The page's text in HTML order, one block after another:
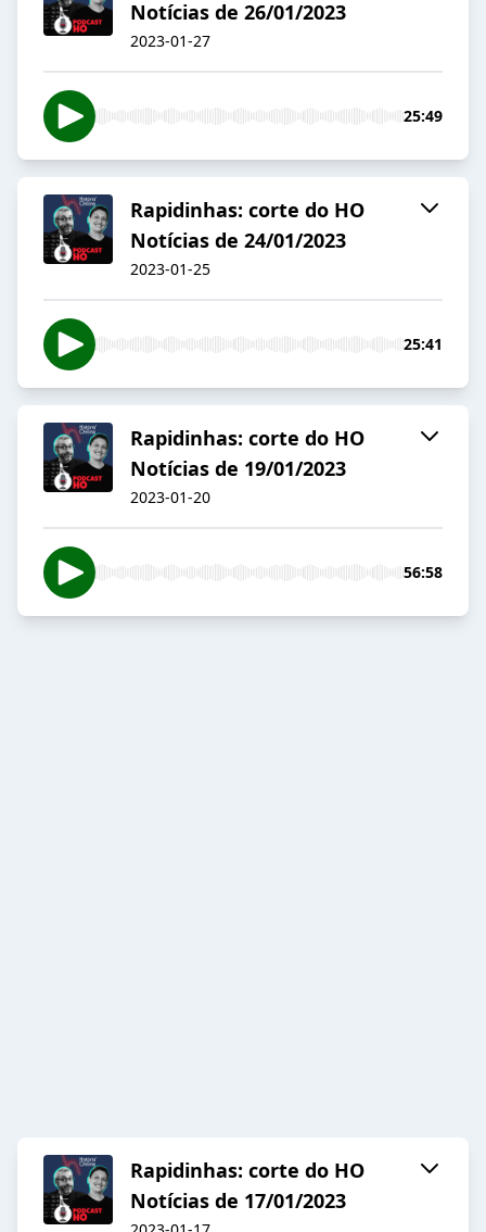
Notícias de 26/01/2023
2023-01-27
25:49
Rapidinhas: corte do HO
Notícias de 24/01/2023
2023-01-25
25:41
Rapidinhas: corte do HO
Notícias de 19/01/2023
2023-01-20
56:58
Rapidinhas: corte do HO
Notícias de 17/01/2023